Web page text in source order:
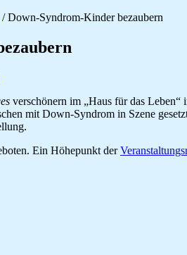
/Down-Syndrom-Kinder bezaubern
verschönern im „Haus für das
mit Down-Syndrom in Szene
Ein Höhepunkt der